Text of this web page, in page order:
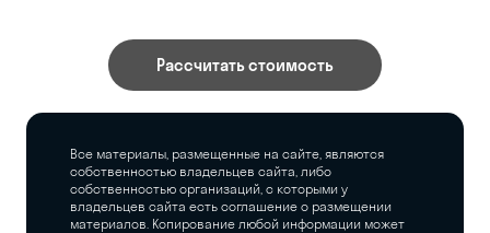
Рассчитать стоимость
Все материалы, размещенные на сайте, являются
собственностью владельцев сайта, либо
собственностью организаций, с которыми у
владельцев сайта есть соглашение о размещении
материалов. Копирование любой информации может